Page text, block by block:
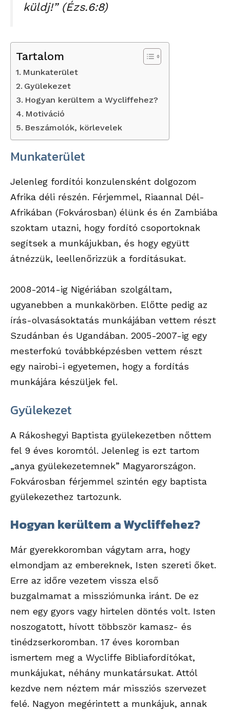
küldj!” (Ézs.6:8)
Tartalom
Munkaterület
Gyülekezet
Hogyan kerültem a Wycliffehez?
Motiváció
Beszámolók, körlevelek
Munkaterület
Jelenleg fordítói konzulensként dolgozom
Afrika déli részén. Férjemmel, Riaannal Dél-
Afrikában (Fokvárosban) élünk és én Zambiába
szoktam utazni, hogy fordító csoportoknak
segítsek a munkájukban, és hogy együtt
átnézzük, leellenőrizzük a fordításukat.
2008-2014-ig Nigériában szolgáltam,
ugyanebben a munkakörben. Előtte pedig az
írás-olvasásoktatás munkájában vettem részt
Szudánban és Ugandában. 2005-2007-ig egy
mesterfokú továbbképzésben vettem részt
egy nairobi-i egyetemen, hogy a fordítás
munkájára készüljek fel.
Gyülekezet
A Rákoshegyi Baptista gyülekezetben nőttem
fel 9 éves koromtól. Jelenleg is ezt tartom
„anya gyülekezetemnek” Magyarországon.
Fokvárosban férjemmel szintén egy baptista
gyülekezethez tartozunk.
Hogyan kerültem a Wycliffehez?
Már gyerekkoromban vágytam arra, hogy
elmondjam az embereknek, Isten szereti őket.
Erre az időre vezetem vissza első
buzgalmamat a missziómunka iránt. De ez
nem egy gyors vagy hirtelen döntés volt. Isten
noszogatott, hívott többször kamasz- és
tinédzserkoromban. 17 éves koromban
ismertem meg a Wycliffe Bibliafordítókat,
munkájukat, néhány munkatársukat. Attól
kezdve nem néztem már missziós szervezet
felé. Nagyon megérintett a munkájuk, annak